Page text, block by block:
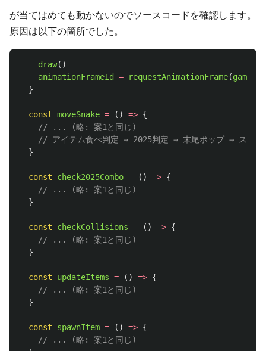
が当てはめても動かないのでソースコードを確認します。
原因は以下の箇所でした。
draw()
animationFrameId
= requestAnimationFrame(
}
const moveSnake = () => {
// ... (略: 案1と同じ)
// アイテム食べ判定 → 2025判定 → 末尾ポップ → スコア
}
const check2025Combo = () => {
// ... (略: 案1と同じ)
}
const checkCollisions = () => {
// ... (略: 案1と同じ)
}
const updateItems = () => {
// ... (略: 案1と同じ)
}
const spawnItem = () => {
// ... (略: 案1と同じ)